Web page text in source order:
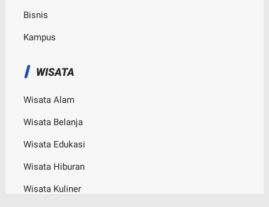
Bisnis
Kampus
WISATA
Wisata Alam
Wisata Belanja
Wisata Edukasi
Wisata Hiburan
Wisata Kuliner